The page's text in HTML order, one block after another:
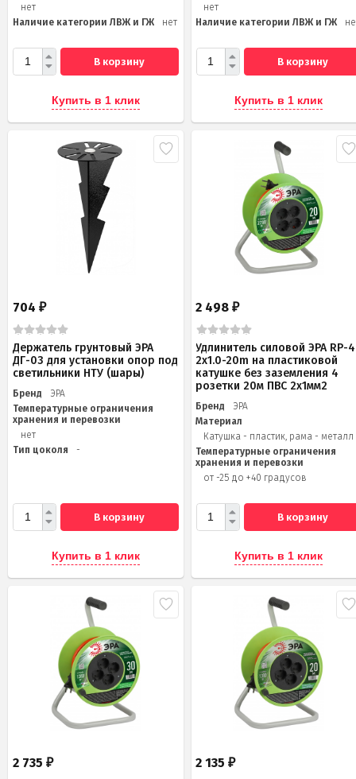
нет
Наличие категории ЛВЖ и ГЖ
нет
В корзину
Купить в 1 клик
нет
Наличие категории ЛВЖ и ГЖ
В корзину
Купить в 1 клик
704 ₽
Держатель грунтовый ЭРА
ДГ-03 для установки опор под
светильники НТУ (шары)
Бренд
ЭРА
Температурные ограничения
хранения и перевозки
нет
Тип цоколя
-
В корзину
Купить в 1 клик
2 498₽
Удлинитель силовой ЭРА RP-
2x1.0-20m на пластиковой
катушке без заземления 4
розетки 20м ПВС 2х1мм2
Бренд
ЭРА
Материал
Катушка - пластик, рама - металл
Температурные ограничения
хранения и перевозки
от -25 до +40 градусов
В корзину
Купить в 1 клик
2 735 ₽ 2 135₽